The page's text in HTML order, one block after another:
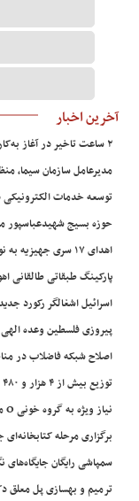
آخرین اخبار
۲ ساعت تاخیر در آغاز به‌کار ادارات و مدارس ۶ شهر خوزستان
مدیرعامل سازمان سیما،
توسعه خدمات الکترونیکی
حوزه بسیج شهیدعباسپور
اهدای ۱۷ سری جهیزیه به نوعروسان مددجو رامهرمز
پارکینگ طبقاتی طالقانی
اسرائیل اشغالگر رکورد
پیروزی فلسطین وعده
اصلاح شبکه فاضلاب در
توزیع بیش از ۴ هزار و ۴۸۰ تن بذر کشت پاییزه در خوزستان
نیاز ویژه به گروه خونی O منفی در خوزستان
برگزاری مرحله
سمپاشی رایگان
ترمیم و بهسازی پل معلق